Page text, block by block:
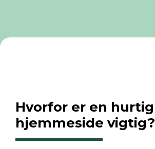
Hvorfor er en hurtig
hjemmeside vigtig?